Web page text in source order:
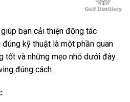
bạn cải thiện động tác
kỹ thuật là một phần quan
tốt và những mẹo nhỏ dưới đây
đúng cách.